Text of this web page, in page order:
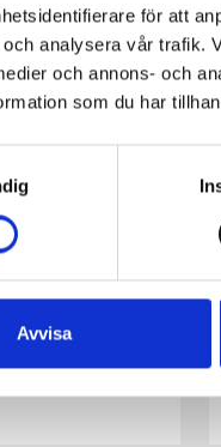
för att
analysera vår trafik.
och annons- och
som du har
Avvisa
Rotfruktsoppa
med äppeltopp